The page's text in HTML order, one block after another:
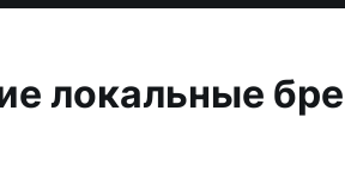
локальные